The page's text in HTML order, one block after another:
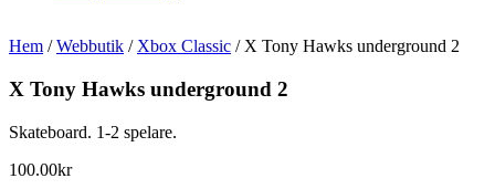
Hem /Webbutik / Xbox Classic / X Tony Hawks underground 2
X Tony Hawks underground 2
Skateboard. 1-2 spelare.
100.00kr